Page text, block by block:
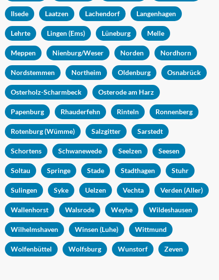
Ilsede Laatzen Lachendorf Langenhagen
Lehrte Lingen (Ems) Lüneburg Melle
Meppen Nienburg/Weser Norden Nordhorn
Nordstemmen Northeim Oldenburg Osnabrück
Osterholz-Scharmbeck Osterode am Harz
Papenburg Rhauderfehn Rinteln Ronnenberg
Rotenburg (Wümme) Salzgitter Sarstedt
Schortens Schwanewede Seelzen Seesen
Soltau Springe Stade Stadthagen Stuhr
Sulingen Syke Uelzen Vechta Verden (Aller)
Wallenhorst Walsrode Weyhe Wildeshausen
Wilhelmshaven Winsen (Luhe) Wittmund
Wolfenbüttel Wolfsburg Wunstorf Zeven